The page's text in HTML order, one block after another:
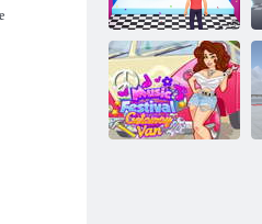
Mașină
modificată